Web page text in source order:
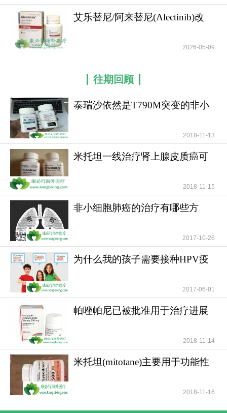
艾乐替尼/阿来替尼(Alectinib)改
2026-05-09
往期回顾
泰瑞沙依然是T790M突变的非小
2018-11-13
米托坦一线治疗肾上腺皮质癌可
2018-11-15
非小细胞肺癌的治疗有哪些方
2017-10-26
为什么我的孩子需要接种HPV疫
2017-06-01
帕唑帕尼已被批准用于治疗进展
2018-11-14
米托坦(mitotane)主要用于功能性
2018-11-16